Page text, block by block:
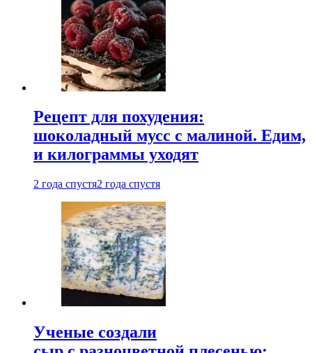
Рецепт для похудения:
шоколадный мусс с малиной. Едим,
и килограммы уходят
2 года спустя2 года спустя
Ученые создали